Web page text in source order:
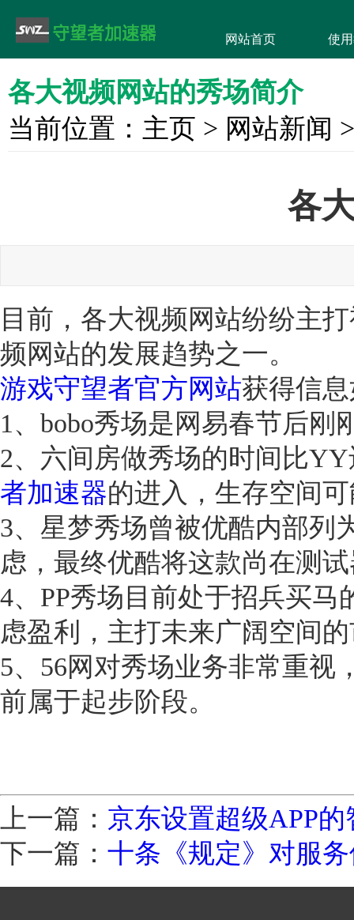
网站首页 使
各大视频网站的秀场简介
当前位置： 主页 > 网站新闻 >
各
目前，各大视频网站纷纷主
频网站的发展趋势之一。
游戏守望者官方网站获得信
1、bobo秀场是网易春节后
2、六间房做秀场的时间比
者加速器的进入，生存空间
3、星梦秀场曾被优酷内部列
虑，最终优酷将这款尚在测
4、PP秀场目前处于招兵买
虑盈利，主打未来广阔空间
5、56网对秀场业务非常重视
前属于起步阶段。
上一篇： 京东设置超级APP
下一篇： 十条《规定》对服